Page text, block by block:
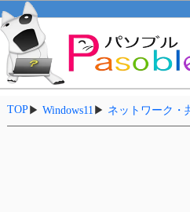
TOP▶ Windows11 ▶ ネットワーク・